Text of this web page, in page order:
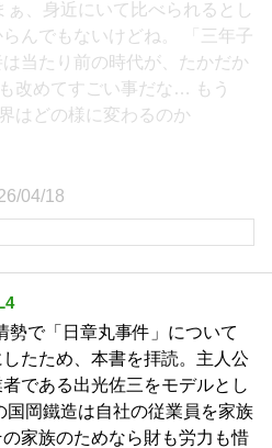
ぁ、身近にいて比べられるとし
んでもないけどね。 「三年子
当たり前の時代が、たかだか
改めてすごい事だな… もう
はどの様に変わるのか
04/18
勢で「日章丸事件」について
たため、本書を拝読。主人公
である出光佐三をモデルとし
国岡鐵造は自社の従業員を家族
家族のためなら財も労力も惜